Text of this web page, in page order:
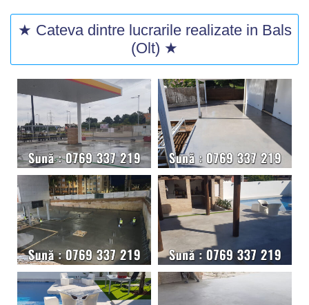
★ Cateva dintre lucrarile realizate in Bals
(Olt) ★